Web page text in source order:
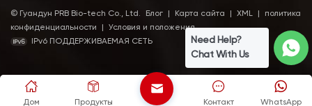
© Гуандун PRB Bio-tech Co., Ltd. Блог Карта сайта XML
политика
конфиденциальности
Условия и положения
IPv6 ПОДДЕРЖИВАЕМАЯ СЕТЬ
Дом Продукты WhatsApp
Контакт
Need Help?
Chat With Us